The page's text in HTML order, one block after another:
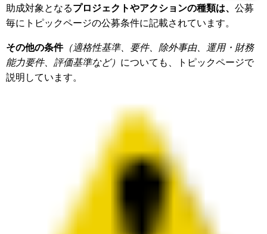
助成対象となるプロジェクトやアクションの種類は、 公募
毎にトピックページの公募条件に記載されています。
その他の条件（適格性基準、要件、除外事由、運用・財務
能力要件、評価基準など） についても、トピックページで
説明しています。